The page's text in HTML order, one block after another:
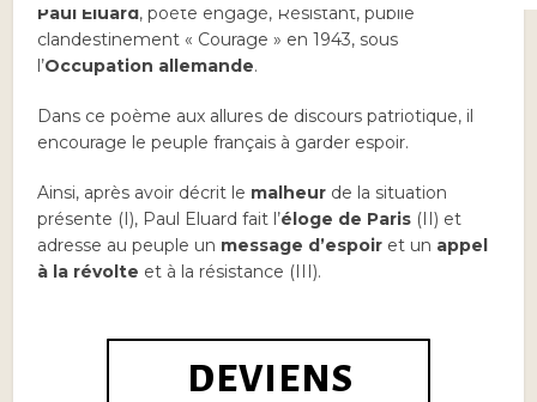
Paul Eluard, poète engagé, Résistant, publie
clandestinement « Courage » en 1943, sous
l’Occupation allemande.
Dans ce poème aux allures de discours patriotique, il
encourage le peuple français à garder espoir.
Ainsi, après avoir décrit le malheur de la situation
présente (I), Paul Eluard fait l’éloge de Paris (II) et
adresse au peuple un message d’espoir et un appel
à la révolte et à la résistance (III).
DEVIENS